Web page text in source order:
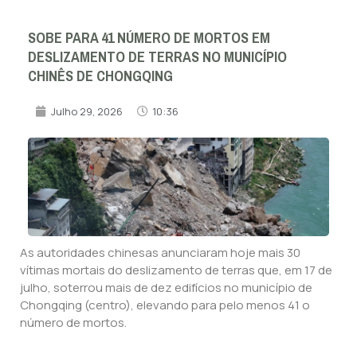
SOBE PARA 41 NÚMERO DE MORTOS EM
DESLIZAMENTO DE TERRAS NO MUNICÍPIO
CHINÊS DE CHONGQING
Julho 29, 2026 10:36
As autoridades chinesas anunciaram hoje mais 30
vítimas mortais do deslizamento de terras que, em 17 de
julho, soterrou mais de dez edifícios no município de
Chongqing (centro), elevando para pelo menos 41 o
número de mortos.